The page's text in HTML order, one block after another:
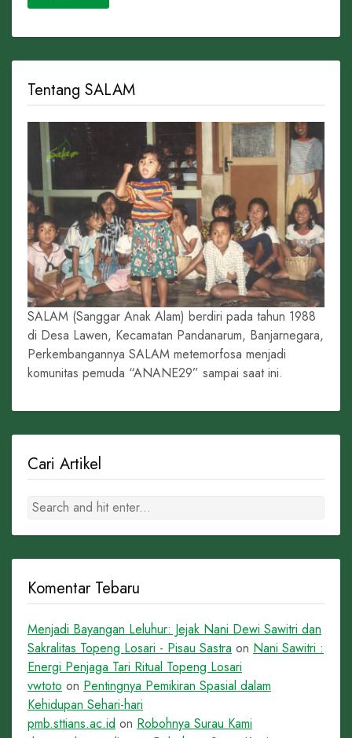
Tentang SALAM
SALAM (Sanggar Anak Alam) berdiri pada tahun 1988
di Desa Lawen, Kecamatan Pandanarum, Banjarnegara,
Perkembangannya SALAM metemorfosa menjadi
komunitas pemuda “ANANE29” sampai saat ini.
Cari Artikel
Komentar Tebaru
Menjadi Bayangan Leluhur: Jejak Nani Dewi Sawitri dan
Sakralitas Topeng Losari - Pisau Sastra on Nani Sawitri :
Energi Penjaga Tari Ritual Topeng Losari
vwtoto on Pentingnya Pemikiran Spasial dalam
Kehidupan Sehari-hari
pmb.sttians.ac.id on Robohnya Surau Kami